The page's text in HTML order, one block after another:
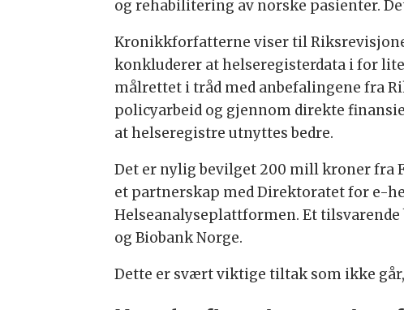
og rehabilitering av norske pasienter.
Kronikkforfatterne viser til
konkluderer at helseregisterdata i for
målrettet i tråd med anbefalingene fra
policyarbeid og gjennom direkte
at helseregistre utnyttes bedre.
Det er nylig bevilget 200 mill kroner
et partnerskap med Direktoratet for e-
Helseanalyseplattformen. Et
og Biobank Norge.
Dette er svært viktige tiltak som ikke